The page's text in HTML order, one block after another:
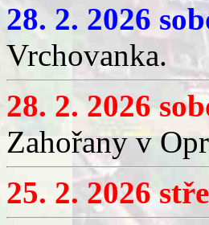
28. 2. 2026
Vrchovanka.
28. 2. 2026
Zahořany v
25. 2. 2026